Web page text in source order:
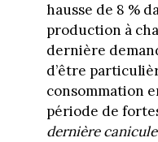
hausse de 8 %
production à
dernière
d’être
consommation
période de
dernière